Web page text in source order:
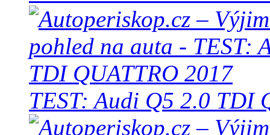
TEST: Audi Q5 2.0 TDI